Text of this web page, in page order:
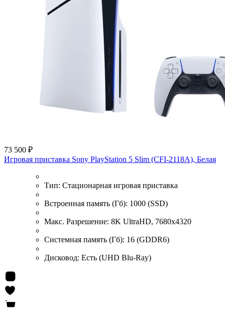
73 500 ₽
Игровая приставка Sony PlayStation 5 Slim (CFI-2118A), Белая
Тип: Стационарная игровая приставка
Встроенная память (Гб): 1000 (SSD)
Макс. Разрешение: 8K UltraHD, 7680x4320
Системная память (Гб): 16 (GDDR6)
Дисковод: Есть (UHD Blu-Ray)